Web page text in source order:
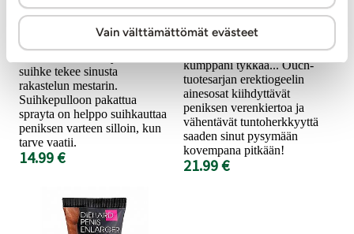
Vain välttämättömät evästeet
Herkkää siemensyöksyä
suihke tekee sinusta
rakastelun mestarin.
Suihkepulloon pakattua
sprayta on helppo suihkauttaa
peniksen varteen silloin, kun
tarve vaatii.
14.99 €
Tyylikkääseen tuubiin pakattu
kovemman ja
pitkäkestoisemman! Ja
kumppani tykkää... Ouch-
tuotesarjan erektiogeelin
ainesosat kiihdyttävät
peniksen verenkiertoa ja
vähentävät tuntoherkkyyttä
saaden sinut pysymään
kovempana pitkään!
21.99 €